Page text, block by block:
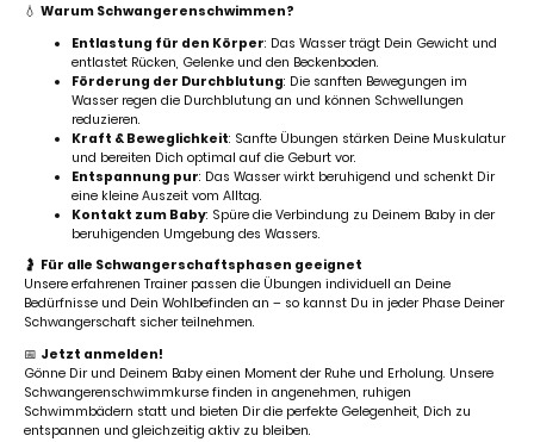
💧 Warum Schwangerenschwimmen?
Entlastung für den Körper: Das Wasser trägt Dein Gewicht und
entlastet Rücken, Gelenke und den Beckenboden.
Förderung der Durchblutung: Die sanften Bewegungen im
Wasser regen die Durchblutung an und können Schwellungen
reduzieren.
Kraft & Beweglichkeit: Sanfte Übungen stärken Deine Muskulatur
und bereiten Dich optimal auf die Geburt vor.
Entspannung pur: Das Wasser wirkt beruhigend und schenkt Dir
eine kleine Auszeit vom Alltag.
Kontakt zum Baby: Spüre die Verbindung zu Deinem Baby in der
beruhigenden Umgebung des Wassers.
🤰 Für alle Schwangerschaftsphasen geeignet
Unsere erfahrenen Trainer passen die Übungen individuell an Deine
Bedürfnisse und Dein Wohlbefinden an – so kannst Du in jeder Phase Deiner
Schwangerschaft sicher teilnehmen.
📅 Jetzt anmelden!
Gönne Dir und Deinem Baby einen Moment der Ruhe und Erholung. Unsere
Schwangerenschwimmkurse finden in angenehmen, ruhigen
Schwimmbädern statt und bieten Dir die perfekte Gelegenheit, Dich zu
entspannen und gleichzeitig aktiv zu bleiben.